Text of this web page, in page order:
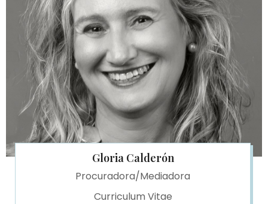
Gloria Calderón
Procuradora/Mediadora
Curriculum Vitae